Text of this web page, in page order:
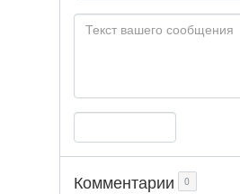
Комментарии 0